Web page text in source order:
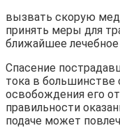
вызвать скорую
при­нять меры для
ближайшее
Спасение
тока в большинстве
освобождения его
правильности
подаче может